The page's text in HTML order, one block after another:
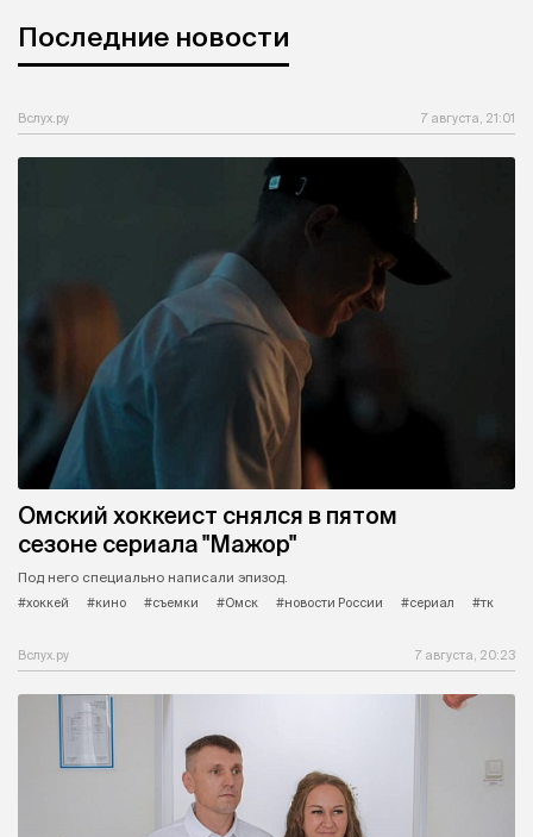
Последние новости
Вслух.ру 7 августа, 21:01
Омский хоккеист снялся в пятом
сезоне сериала "Мажор"
Под него специально написали эпизод.
#хоккей
#кино #съемки #Омск #новости России #сериал #тк
Вслух.ру 7 августа, 20:23